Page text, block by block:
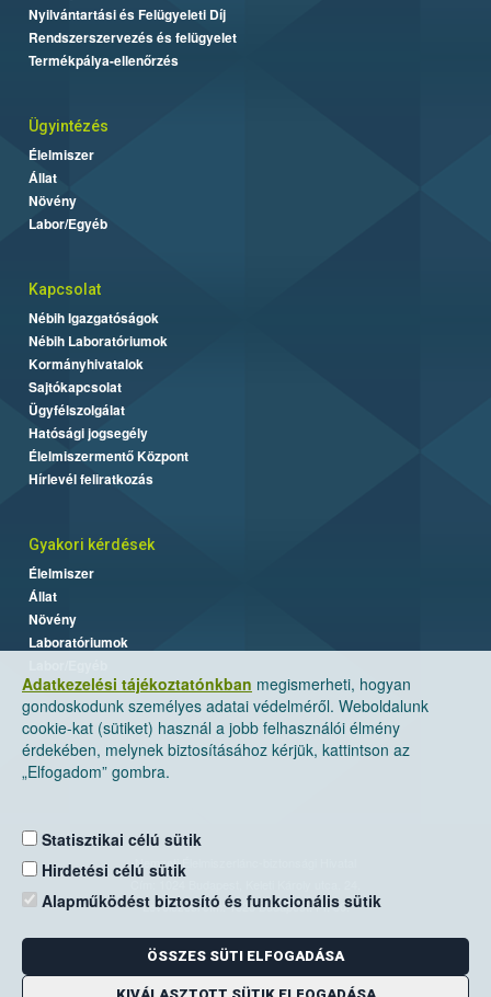
Adatkezelési tájékoztatónkban megismerheti, hogyan
gondoskodunk személyes adatai védelméről. Weboldalunk
cookie-kat (sütiket) használ a jobb felhasználói élmény
érdekében, melynek biztosításához kérjük, kattintson az
„Elfogadom” gombra.
Statisztikai célú sütik
Hirdetési célú sütik
Alapműködést biztosító és funkcionális sütik
ÖSSZES SÜTI ELFOGADÁSA
Nyilvántartási és Felügyeleti Díj
Rendszerszervezés és felügyelet
Termékpálya-ellenőrzés
Ügyintézés
Élelmiszer
Állat
Növény
Labor/Egyéb
Kapcsolat
Nébih Igazgatóságok
Nébih Laboratóriumok
Kormányhivatalok
Sajtókapcsolat
Ügyfélszolgálat
Hatósági jogsegély
Élelmiszermentő Központ
Hírlevél feliratkozás
Gyakori kérdések
Élelmiszer
Állat
Növény
Laboratóriumok
Nemzeti Élelmiszerlánc-biztonsági Hivatal
Levelezési cím: 1525 Budapest. Pf. 30.
E-mail:ugyfelszolgalat@nebih.gov.hu
Zöld szám: 06-80/263-244